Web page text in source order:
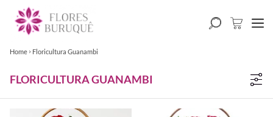
Home Floricultura Guanambi
FLORICULTURA GUANAMBI